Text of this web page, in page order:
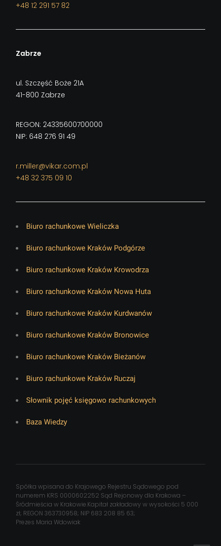
+48 12 291 57 82
Zabrze
ul. Szczęść Boże 21A
41-800 Zabrze
REGON: 24335600700000
NIP: 648 276 91 49
r.miller@vikar.com.pl
+48 32 375 09 10
Biuro rachunkowe Wieliczka
Biuro rachunkowe Kraków Podgórze
Biuro rachunkowe Kraków Krowodrza
Biuro rachunkowe Kraków Nowa Huta
Biuro rachunkowe Kraków Kurdwanów
Biuro rachunkowe Kraków Bronowice
Biuro rachunkowe Kraków Bieżanów
Biuro rachunkowe Kraków Ruczaj
Słownik pojęć księgowo rachunkowych
Baza Wiedzy
Spółka wpisana do Krajowego Rejestru Sądowego pod
numerem KRS 0000602252 Sąd Rejonowy dla Krakowa –
Śródmieścia w Krakowie.Kapitał zakładowy w wysokości 5 000
zł; REGON 363730958; NIP 683 208 85 63;
Prezes Maria Wdowiak